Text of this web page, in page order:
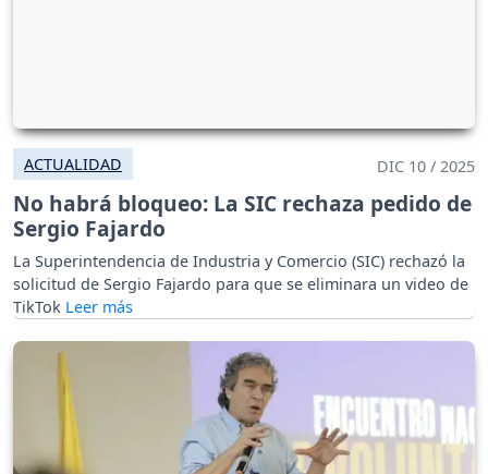
ACTUALIDAD DIC 10 / 2025
No habrá bloqueo: La SIC rechaza pedido de
Sergio Fajardo
La Superintendencia de Industria y Comercio (SIC) rechazó la
solicitud de Sergio Fajardo para que se eliminara un video de
TikTok